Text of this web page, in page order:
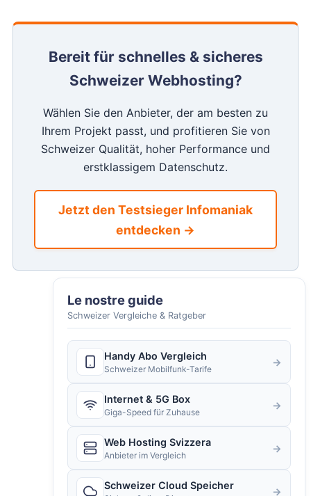
Bereit für schnelles & sicheres
Schweizer Webhosting?
Wählen Sie den Anbieter, der am besten zu
Ihrem Projekt passt, und profitieren Sie von
Schweizer Qualität, hoher Performance und
erstklassigem Datenschutz.
Jetzt den Testsieger Infomaniak
entdecken →
Le nostre guide
Schweizer Vergleiche & Ratgeber
Handy Abo Vergleich
Schweizer Mobilfunk-Tarife
→
Internet & 5G Box
Giga-Speed für Zuhause
→
Web Hosting Svizzera
Anbieter im Vergleich
→
Schweizer Cloud Speicher
→